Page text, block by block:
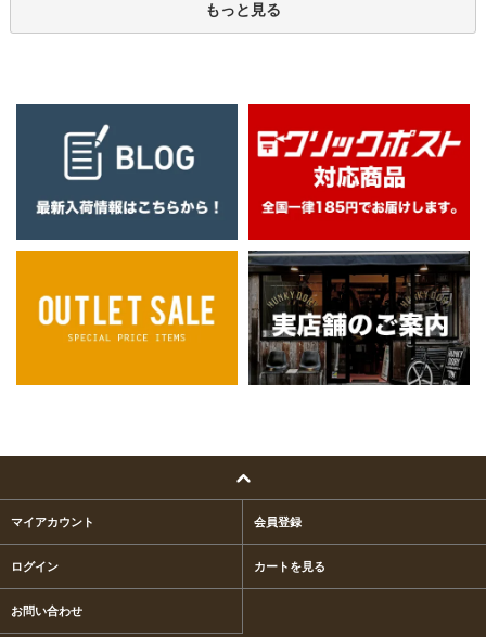
もっと見る
マイアカウント 会員登録
ログイン カートを見る
お問い合わせ